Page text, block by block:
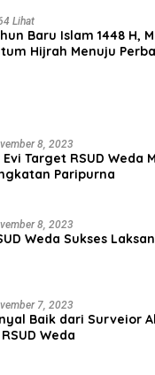
Lihat
Baru Islam 1448 H,
Hijrah Menuju
8, 2023
Evi Target RSUD Weda
Paripurna
8, 2023
Weda Sukses
7, 2023
Baik dari Surveior
Weda